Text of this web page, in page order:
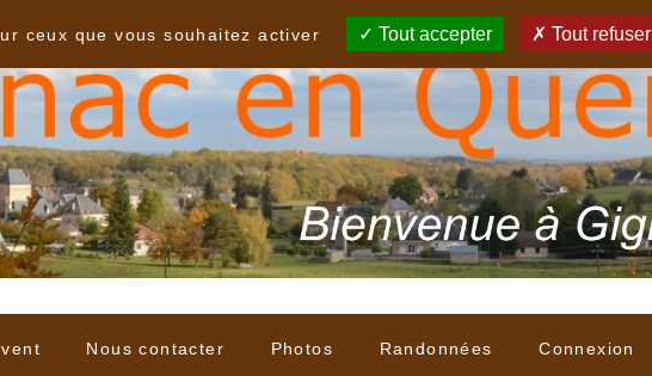
Nous contacter Photos Randonnées Connexion
ceux que vous souhaitez activer
Tout accepter Tout refuser